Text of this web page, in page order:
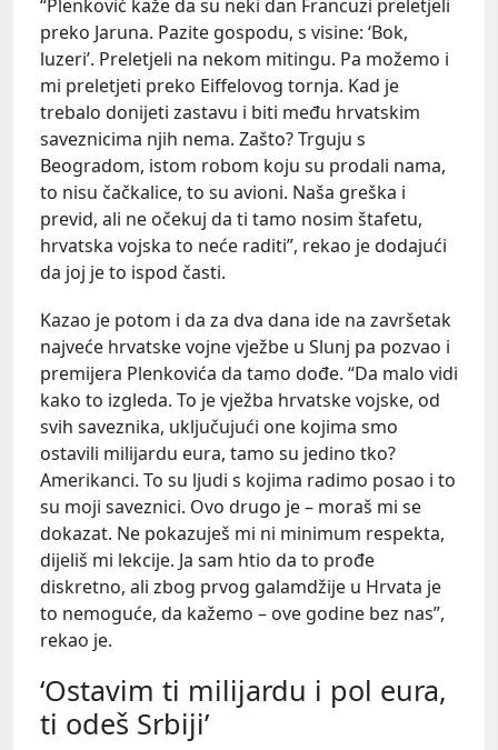
“Plenković kaže da su neki dan Francuzi preletjeli
preko Jaruna. Pazite gospodu, s visine: ‘Bok,
luzeri’. Preletjeli na nekom mitingu. Pa možemo i
mi preletjeti preko Eiffelovog tornja. Kad je
trebalo donijeti zastavu i biti među hrvatskim
saveznicima njih nema. Zašto? Trguju s
Beogradom, istom robom koju su prodali nama,
to nisu čačkalice, to su avioni. Naša greška i
previd, ali ne očekuj da ti tamo nosim štafetu,
hrvatska vojska to neće raditi”, rekao je dodajući
da joj je to ispod časti.
Kazao je potom i da za dva dana ide na završetak
najveće hrvatske vojne vježbe u Slunj pa pozvao i
premijera Plenkovića da tamo dođe. “Da malo vidi
kako to izgleda. To je vježba hrvatske vojske, od
svih saveznika, uključujući one kojima smo
ostavili milijardu eura, tamo su jedino tko?
Amerikanci. To su ljudi s kojima radimo posao i to
su moji saveznici. Ovo drugo je – moraš mi se
dokazat. Ne pokazuješ mi ni minimum respekta,
dijeliš mi lekcije. Ja sam htio da to prođe
diskretno, ali zbog prvog galamdžije u Hrvata je
to nemoguće, da kažemo – ove godine bez nas”,
rekao je.
‘Ostavim ti milijardu i pol eura,
ti odeš Srbiji’